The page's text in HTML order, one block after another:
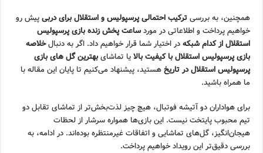
همچنین، به بررسیترکیب احتمالی پرسپولیس و استقلال برای دربیپیش رو
خواهیم پرداخت و اطلاعاتی در موردساعت پخش زنده بازی پرسپولیس
استقلال از کدام شبکهدر اختیار شما قرار خواهیم داد. اگر به دنبالخلاصه
بازی پرسپولیس استقلال با کیفیت بالایا تماشایبهترین گل های بازی
پرسپولیس استقلال در تاریخهستید، پیشنهاد می‌کنیم تا پایان این مقاله با
ما همراه باشید.
برای هواداران دو آتیشه فوتبال، هیچ چیز لذت‌بخش‌تر از تماشای تقابل دو
تیم محبوب پایتخت نیست. این بازی‌ها همواره سرشار از لحظات
هیجان‌انگیز، گل‌های تماشایی و اتفاقات غیرمنتظره بوده‌اند. در ادامه، به
بررسی دقیق‌تر این رویداد خواهیم پرداخت.